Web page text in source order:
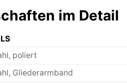
im Detail
poliert
Gliederarmband